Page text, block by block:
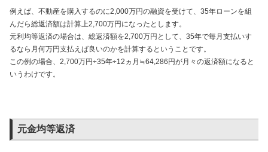
例えば、不動産を購入するのに2,000万円の融資を受けて、35年ローンを組
んだら総返済額は計算上2,700万円になったとします。
元利均等返済の場合は、総返済額を2,700万円として、35年で毎月支払いす
るなら月何万円支払えば良いのかを計算するということです。
この例の場合、2,700万円÷35年÷12ヵ月≒64,286円が月々の返済額になると
いうわけです。
元金均等返済